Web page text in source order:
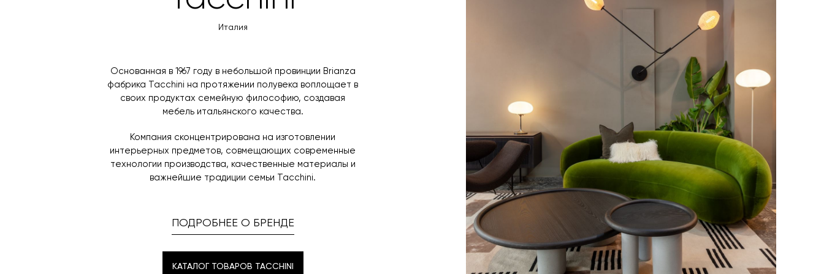
Италия
Основанная в 1967 году в небольшой провинции Brianza
фабрика Tacchini на протяжении полувека воплощает в
своих продуктах семейную философию, создавая
мебель итальянского качества.
Компания сконцентрирована на изготовлении
интерьерных предметов, совмещающих современные
технологии производства, качественные материалы и
важнейшие традиции семьи Tacchini.
ПОДРОБНЕЕ О БРЕНДЕ
КАТАЛОГ ТОВАРОВ TACCHINI